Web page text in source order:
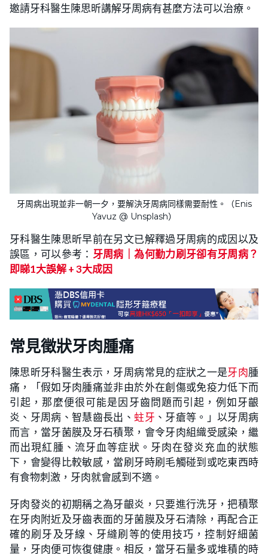
邀請牙科醫生陳思昕講解牙周病有甚麼方法可以治療。
牙周病出現並非一朝一夕，要解決牙周病同樣需要耐性。（Enis
Yavuz @ Unsplash）
牙科醫生陳思昕早前在另文已解釋過牙周病的成因以及
誤區，可以參考： 牙周病｜為何勤力刷牙卻有牙周病？
即睇1大誤解 + 3大成因
常見徵狀牙肉腫痛
陳思昕牙科醫生表示，牙周病常見的症狀之一是牙肉腫
痛，「假如牙肉腫痛並非由於外在創傷或免疫力低下而
引起，那麼便很可能是因牙齒問題而引起，例如牙齦
炎、牙周病、智慧齒長出、蛀牙 、牙瘡等。」以牙周病
而言，當牙菌膜及牙石積聚，會令牙肉組織受感染，繼
而出現紅腫、流牙血等症狀。牙肉在發炎充血的狀態
下，會變得比較敏感，當刷牙時刷毛觸碰到或吃東西時
有食物刺激，牙肉就會感到不適。
牙肉發炎的初期稱之為牙齦炎，只要進行洗牙，把積聚
在牙肉附近及牙齒表面的牙菌膜及牙石清除，再配合正
確的刷牙及牙線、牙縫刷等的使用技巧，控制好細菌
量，牙肉便可恢復健康。相反，當牙石量多或堆積的時